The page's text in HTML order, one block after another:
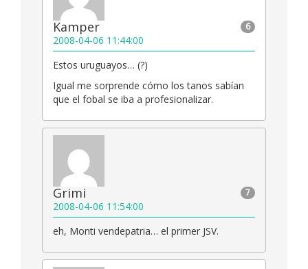
6
Kamper
2008-04-06 11:44:00
Estos uruguayos… (?)
Igual me sorprende cómo los tanos sabían
que el fobal se iba a profesionalizar.
7
Grimi
2008-04-06 11:54:00
eh, Monti vendepatria… el primer JSV.